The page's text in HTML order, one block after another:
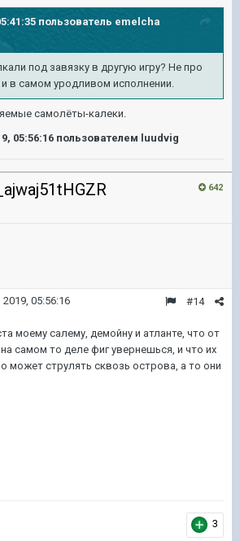
пользователь emelcha
под завязку в другую игру? Не про
в самом уродливом исполнении.
самолёты-калеки.
05:56:16 пользователем luudvig
642
#14
2019, 05:56:16
моему салему, демойну и атланте, что от
на самом то деле фиг увернешься, и что их
может струлять сквозь острова, а то они
3